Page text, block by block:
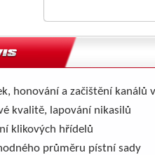
honování a začištění kanálů
kvalitě, lapování nikasilů
klikových hřídelů
průměru pístní sady